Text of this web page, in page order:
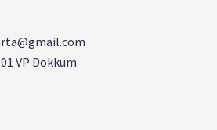
VP Dokkum